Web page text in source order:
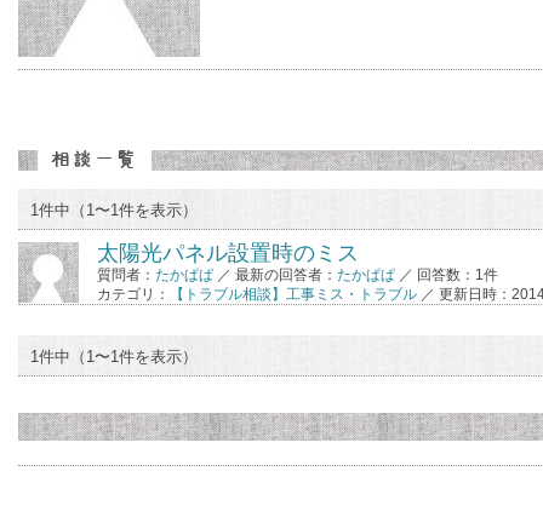
1件中（1〜1件を表示）
太陽光パネル設置時のミス
質問者： たかぱぱ ／ 最新の回答者： たかぱぱ ／ 回答数：1件
カテゴリ：
【トラブル相談】工事ミス・トラブル ／ 更新日時：
1件中（1〜1件を表示）